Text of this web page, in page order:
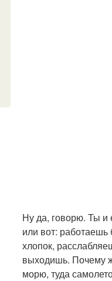
Ну да, говорю. Ты и
или вот: работаешь
хлопок,
выходишь. Почему
морю, туда